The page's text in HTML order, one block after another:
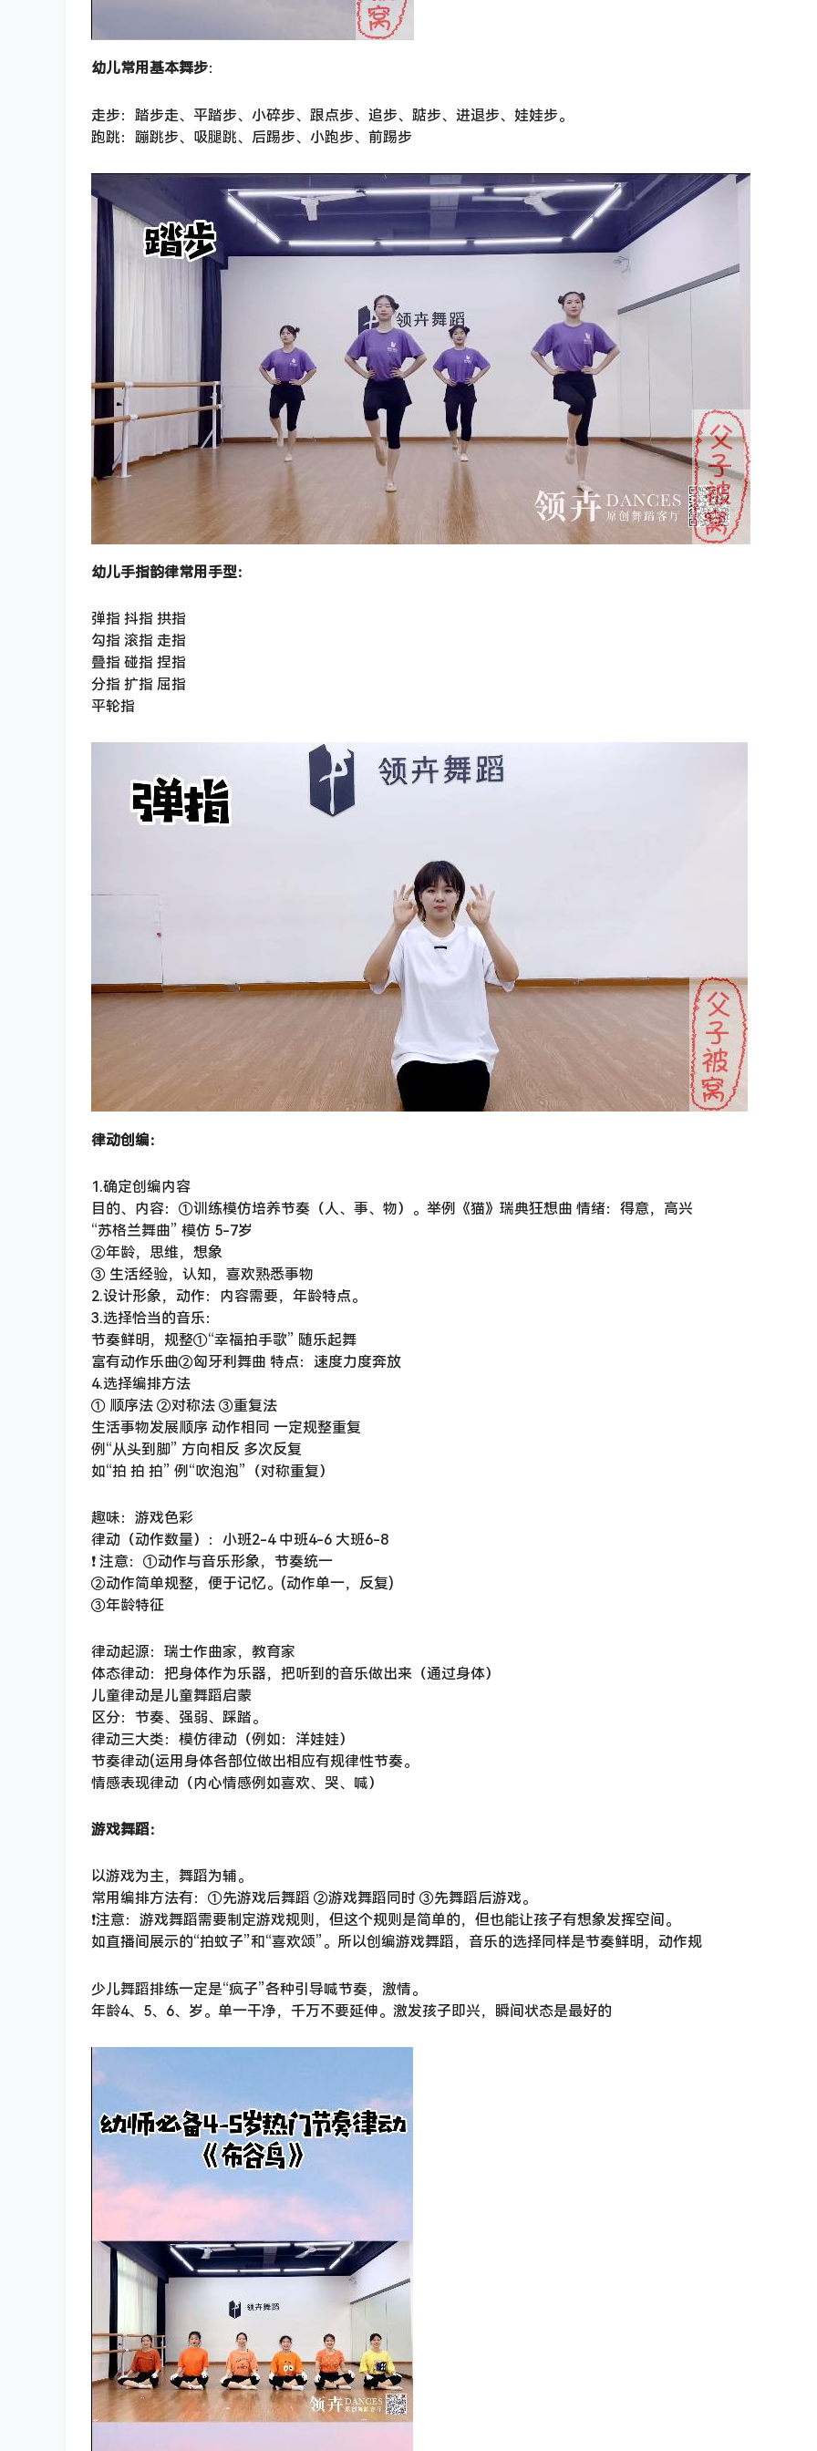
幼儿常用基本舞步：
走步：踏步走、平踏步、小碎步、跟点步、追步、踮步、进退步、娃娃步。
跑跳：蹦跳步、吸腿跳、后踢步、小跑步、前踢步
幼儿手指韵律常用手型：
弹指 抖指 拱指
勾指 滚指 走指
叠指 碰指 捏指
分指 扩指 屈指
平轮指
律动创编：
1.确定创编内容
目的、内容：①训练模仿培养节奏（人、事、物）。举例《猫》瑞典狂想曲 情绪：得意，高兴
“苏格兰舞曲” 模仿 5-7岁
②年龄，思维，想象
③ 生活经验，认知，喜欢熟悉事物
2.设计形象，动作：内容需要，年龄特点。
3.选择恰当的音乐：
节奏鲜明，规整①“幸福拍手歌” 随乐起舞
富有动作乐曲②匈牙利舞曲 特点：速度力度奔放
4.选择编排方法
① 顺序法 ②对称法 ③重复法
生活事物发展顺序 动作相同 一定规整重复
例“从头到脚” 方向相反 多次反复
如“拍 拍 拍” 例“吹泡泡”（对称重复）
趣味：游戏色彩
律动（动作数量）：小班2-4 中班4-6 大班6-8
❗️ 注意：①动作与音乐形象，节奏统一
②动作简单规整，便于记忆。(动作单一，反复)
③年龄特征
律动起源：瑞士作曲家，教育家
体态律动：把身体作为乐器，把听到的音乐做出来（通过身体）
儿童律动是儿童舞蹈启蒙
区分：节奏、强弱、踩踏。
律动三大类：模仿律动（例如：洋娃娃）
节奏律动(运用身体各部位做出相应有规律性节奏。
情感表现律动（内心情感例如喜欢、哭、喊）
游戏舞蹈：
以游戏为主，舞蹈为辅。
常用编排方法有：①先游戏后舞蹈 ②游戏舞蹈同时 ③先舞蹈后游戏。
❗️注意：游戏舞蹈需要制定游戏规则，但这个规则是简单的，但也能让孩子有想象发挥空间。
如直播间展示的“拍蚊子”和“喜欢颂”。所以创编游戏舞蹈，音乐的选择同样是节奏鲜明，动作规
少儿舞蹈排练一定是“疯子”各种引导喊节奏，激情。
年龄4、5、6、岁。单一干净，千万不要延伸。激发孩子即兴，瞬间状态是最好的